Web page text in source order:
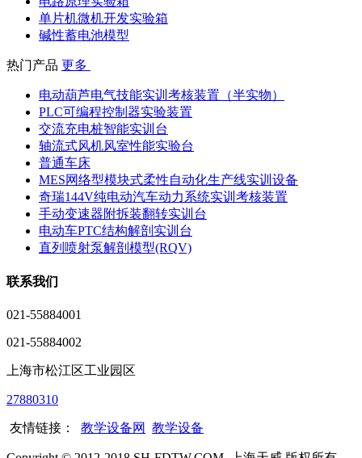
单片机微机开发实验箱
碱性蓄电池模型
热门产品 更多
电动葫芦电气技能实训考核装置（半实物）
PLC可编程控制器实验装置
交流充电桩智能实训台
轴流式风机风室性能实验台
普通车床
MES网络型模块式柔性自动化生产线实训设备
奇瑞144V纯电动汽车动力系统实训考核装置
手动变速器附拆装翻转实训台
电动车PTC结构解剖实训台
直列喷射泵解剖模型(RQV)
联系我们
021-55884001
021-55884002
上海市松江区工业园区
27880310
友情链接： 教学设备网 教学设备